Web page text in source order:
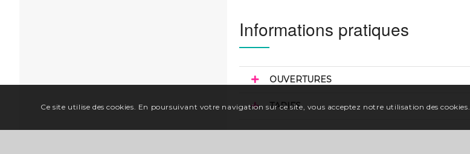
Informations pratiques
OUVERTURES
TARIFS
Ce site utilise des cookies. En poursuivant votre navigation sur ce site, vous acceptez notre utilisation des cookies.